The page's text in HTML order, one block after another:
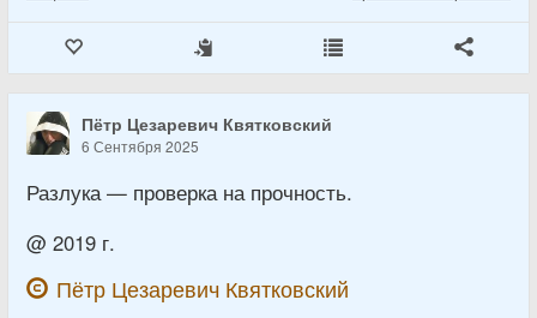
Пётр Цезаревич Квятковский
6 Сентября 2025
Разлука — проверка на прочность.
@ 2019 г.
Пётр Цезаревич Квятковский